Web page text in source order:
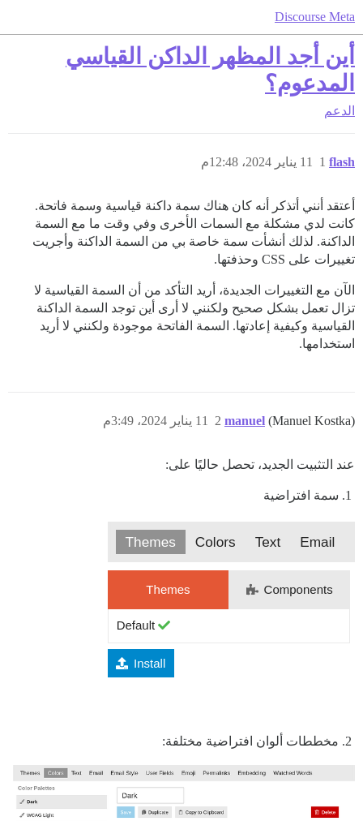
Discourse Meta
أين أجد المظهر الداكن القياسي
المدعوم؟
الدعم
flash 11 يناير 2024، 12:48م 1
أعتقد أنني أتذكر أنه كان هناك سمة داكنة قياسية وسمة فاتحة.
كانت لدي مشكلة مع السمات الأخرى وفي وقت ما مع السمة
الداكنة. لذلك أنشأت سمة خاصة بي من السمة الداكنة وأجريت
تغييرات على CSS وحذفتها.
الآن مع التغييرات الجديدة، أريد التأكد من أن السمة القياسية لا
تزال تعمل بشكل صحيح ولكنني لا أرى أين توجد السمة الداكنة
القياسية وكيفية إعادتها. السمة الفاتحة موجودة ولكنني لا أريد
استخدامها.
manuel (Manuel Kostka) 11 يناير 2024، 3:49م 2
عند التثبيت الجديد، تحصل حاليًا على:
سمة افتراضية
مخططات ألوان افتراضية مختلفة: